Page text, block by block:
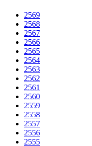
2569
2568
2567
2566
2565
2564
2563
2562
2561
2560
2559
2558
2557
2556
2555